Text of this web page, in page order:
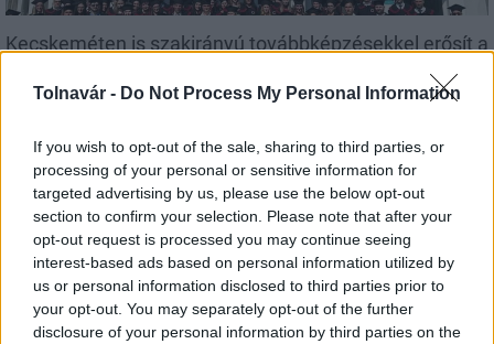
Tolnavár - Do Not Process My Personal Information
If you wish to opt-out of the sale, sharing to third parties, or
processing of your personal or sensitive information for
targeted advertising by us, please use the below opt-out
section to confirm your selection. Please note that after your
opt-out request is processed you may continue seeing
interest-based ads based on personal information utilized by
us or personal information disclosed to third parties prior to
your opt-out. You may separately opt-out of the further
disclosure of your personal information by third parties on the
Kecskeméten is szakirányú továbbképzésekkel erősít a
Országos hírek